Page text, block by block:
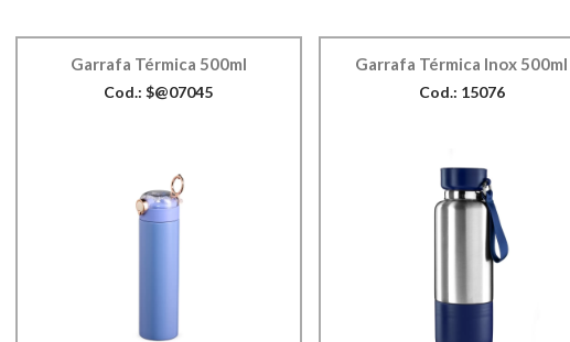
Garrafa Térmica 500ml
Cod.: $@07045
Garrafa Térmica Inox 500ml
Cod.: 15076